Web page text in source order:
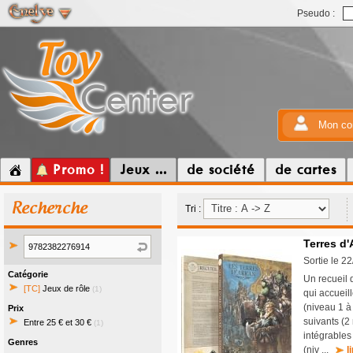
Pseudo :
Mon
Promo ! Jeux ... de société de cartes
Recherche
Catégorie
[TC] Jeux de rôle (1)
Prix
Entre 25 € et 30 € (1)
Genres
Tri :
Terres
Sortie le
Un recueil
qui
(niveau 1
suivants (2
(niv ...